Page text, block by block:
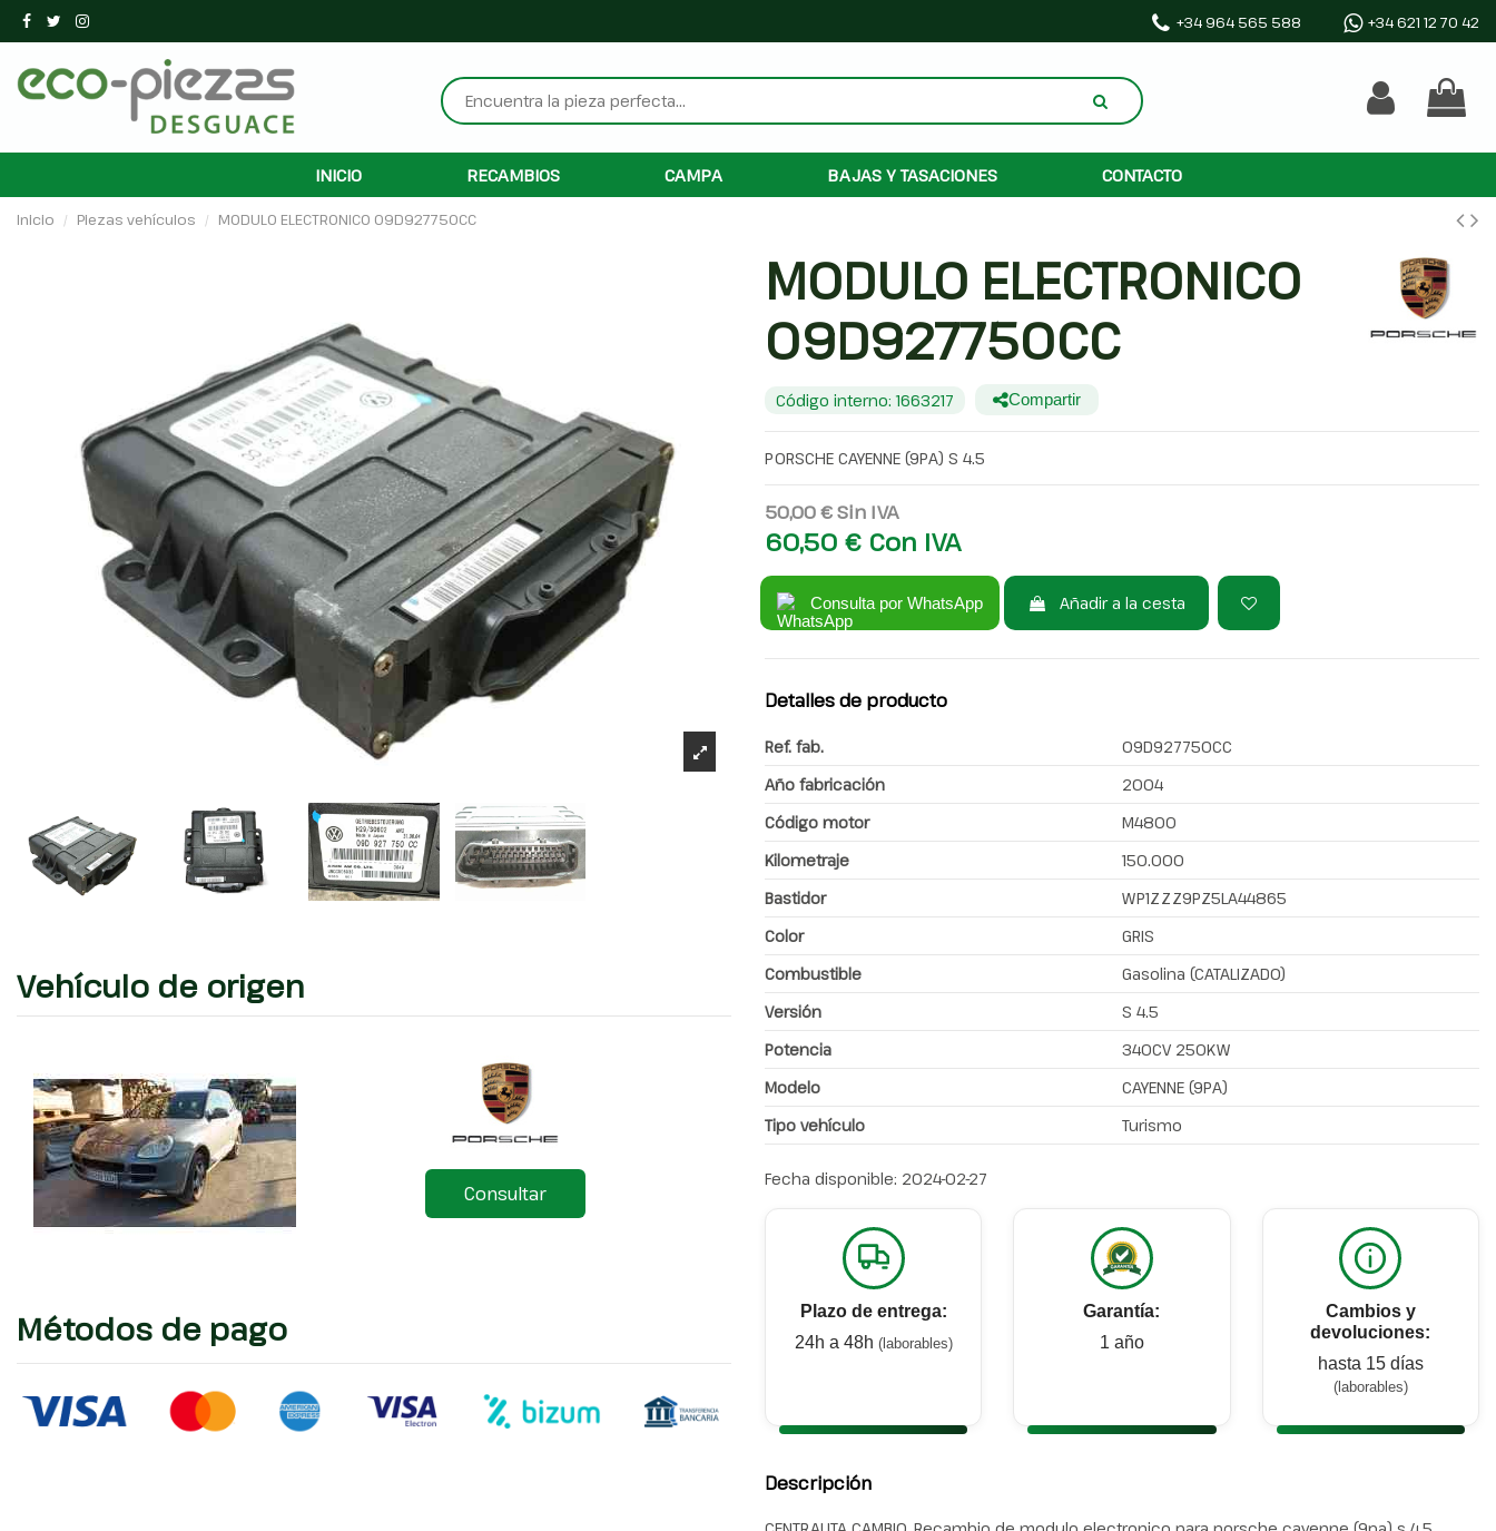
+34 964 565 588 +34 621 12 70 42
INICIO RECAMBIOS CAMPA BAJAS Y TASACIONES CONTACTO
Inicio Piezas vehículos MODULO ELECTRONICO 09D927750CC
Vehículo de origen
Consultar
Métodos de pago
MODULO ELECTRONICO
09D927750CC
Código interno: 1663217 Compartir
PORSCHE CAYENNE (9PA) S 4.5
50,00 €Sin IVA
60,50 € Con IVA
Consulta por WhatsApp Añadir a la cesta
Detalles de producto
Ref. fab.
09D927750CC
Año fabricación
2004
Código motor
M4800
Kilometraje
150.000
Bastidor
WP1ZZZ9PZ5LA44865
Color
GRIS
Combustible
Gasolina (CATALIZADO)
Versión
S 4.5
Potencia
340CV 250KW
Modelo
CAYENNE (9PA)
Tipo vehículo
Turismo
Fecha disponible: 2024-02-27
Plazo de entrega:
24h a 48h (laborables)
Garantía:
1 año
Cambios y
devoluciones:
hasta 15 días
(laborables)
Descripción